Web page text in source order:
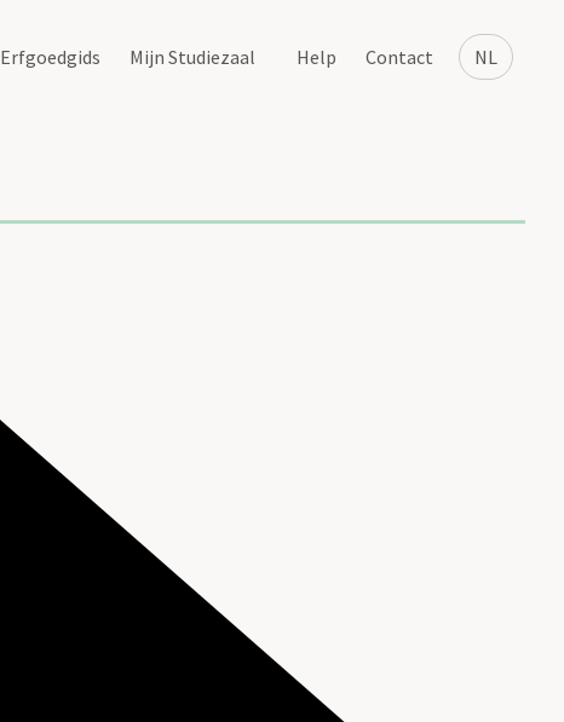
NL
Erfgoedgids Mijn Studiezaal Help Contact